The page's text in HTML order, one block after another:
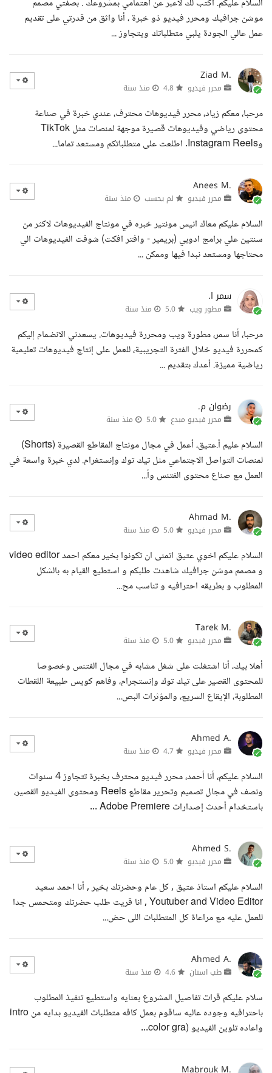
السلام عليكم. أكتب لك لأعبر عن اهتمامي بمشروعك . بصفتي مصمم
موشن جرافيك ومحرر فيديو ذو خبرة ، أنا واثق من قدرتي على تقديم
عمل عالي الجودة يلبي متطلباتك ويتجاوز ...
Ziad M.
محرر فيديو منذ سنة
مرحبا، معكم زياد، محرر فيديوهات محترف، عندي خبرة في صناعة
محتوى رياضي وفيديوهات قصيرة موجهة لمنصات مثل TikTok
وInstagram Reels. اطلعت على متطلباتكم ومستعد تماما...
Anees M.
محرر فيديو لم يحسب منذ سنة
السلام عليكم معاك انيس مونتير خبره في مونتاج الفيديوهات لاكثر من
سنتين علي برامج ادوبي (بريمير - وافتر افكت) شوفت الفيديوهات الي
محتاجها ومستعد نبدا فيها وممكن ...
سمر ا.
مطور ويب منذ سنة
مرحبا، أنا سمر، مطورة ويب ومحررة فيديوهات. يسعدني الانضمام إليكم
كمحررة فيديو خلال الفترة التجريبية، للعمل على إنتاج فيديوهات تعليمية
رياضية مميزة. أعدك بتقديم ...
رضوان م.
محرر فيديو مبدع منذ سنة
السلام عليم أ.عتيق، أعمل في مجال مونتاج المقاطع القصيرة (Shorts)
لمنصات التواصل الاجتماعي مثل تيك توك وإنستغرام. لدي خبرة واسعة في
العمل مع صناع محتوى الفتنس وأ...
Ahmad M.
محرر فيديو منذ سنة
السلام عليكم اخوي عتيق اتمنى ان تكونوا بخير معكم احمد video editor
و مصمم موشن جرافيك شاهدت طلبكم و استطيع القيام به بالشكل
المطلوب و بطريقه احترافيه و تناسب مح...
Tarek M.
محرر فيديو منذ سنة
أهلا بيك، أنا اشتغلت على شغل مشابه في مجال الفتنس وخصوصا
للمحتوى القصير على تيك توك وإنستجرام، وفاهم كويس طبيعة اللقطات
المطلوبة، الإيقاع السريع، والمؤثرات البص...
Ahmed A.
محرر فيديو منذ سنة
السلام عليكم، أنا أحمد، محرر فيديو محترف بخبرة تتجاوز 4 سنوات
ونصف في مجال تصميم وتحرير مقاطع Reels ومحتوى الفيديو القصير،
باستخدام أحدث إصدارات Adobe Premiere ...
Ahmed S.
محرر فيديو منذ سنة
السلام عليكم استاذ عتيق , كل عام وحضرتك بخير , أنا احمد سعيد
Youtuber and Video Editor , انا قريت طلب حضرتك ومتحمس جدا
للعمل عليه مع مراعاة كل المتطلبات اللى حض...
Ahmed A.
طب اسنان منذ سنة
سلام عليكم قرات تفاصيل المشروع بعنايه واستطيع تنفيذ المطلوب
باحترافيه وجوده عاليه ساقوم بعمل كافه متطلبات الفيديو بدايه من intro
واعاده تلوين الفيديو (color gra...
Mabrouk M.